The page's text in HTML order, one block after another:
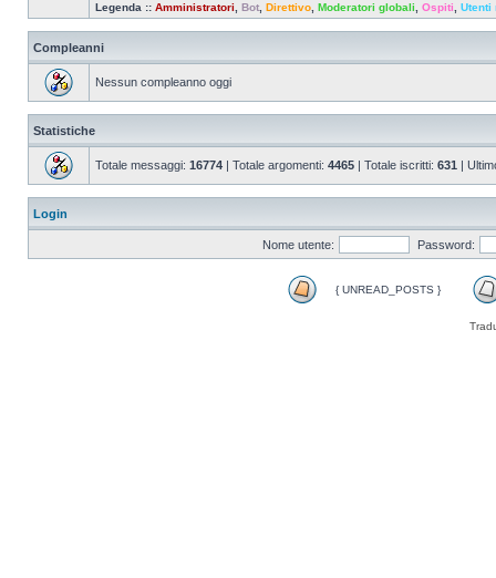
Legenda :: Amministratori Bot Direttivo Moderatori globali Ospiti Utenti
Compleanni
Nessun compleanno oggi
Statistiche
Totale messaggi: 16774 | Totale argomenti: 4465 | Totale iscritti: 631 |
Login
Nome utente: Password:
{ UNREAD_POSTS }